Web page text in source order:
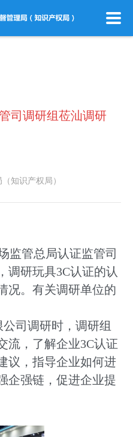
司调研组莅汕调研
知识产权局）
监管总局认证监管司
调研玩具3C认证的认
况。有关调研单位的
司调研时，调研组
流，了解企业3C认证
议，指导企业如何进
企强链，促进企业提